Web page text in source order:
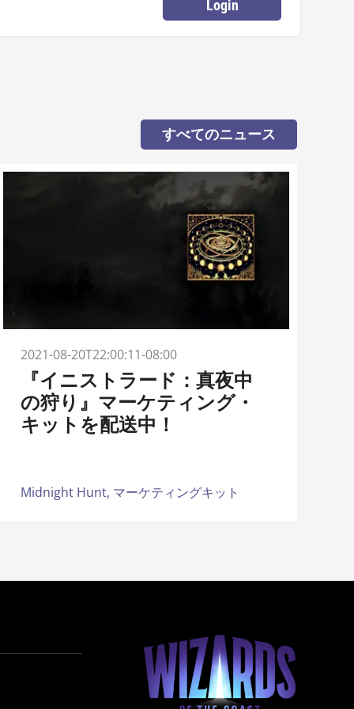
Login
すべてのニュース
2021-08-20T22:00:11-08:00
『イニストラード：真夜中
の狩り』マーケティング・
キットを配送中！
Midnight Hunt, マーケティングキット